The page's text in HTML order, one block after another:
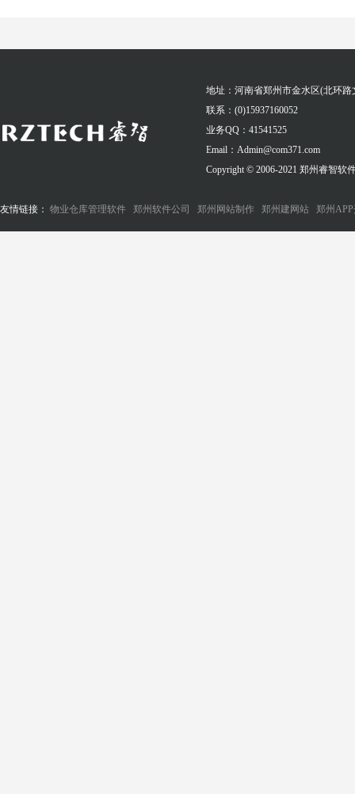
地址：河南省郑州市金水区(北环
联系：(0)15937160052
业务QQ：41541525
Email：Admin@com371.com
Copyright © 2006-2021 郑州睿智软
友情链接： 物业仓库管理软件 郑州软件公司 郑州网站制作 郑州建网站 郑州